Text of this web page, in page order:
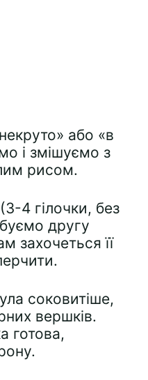
або «в
і змішуємо з
рисом.
4 гілочки, без
другу
захочеться її
соковитіше,
вершків.
готова,